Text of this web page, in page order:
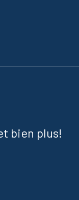
bien plus!